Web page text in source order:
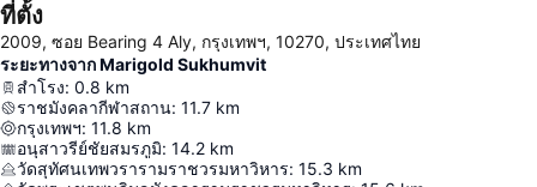
ที่ตั้ง
2009, ซอย Bearing 4 Aly, กรุงเทพฯ, 10270, ประเทศไทย
ระยะทางจาก Marigold Sukhumvit
สำโรง: 0.8 km
ราชมังคลากีฬาสถาน: 11.7 km
กรุงเทพฯ: 11.8 km
อนุสาวรีย์ชัยสมรภูมิ: 14.2 km
วัดสุทัศนเทพวรารามราชวรมหาวิหาร: 15.3 km